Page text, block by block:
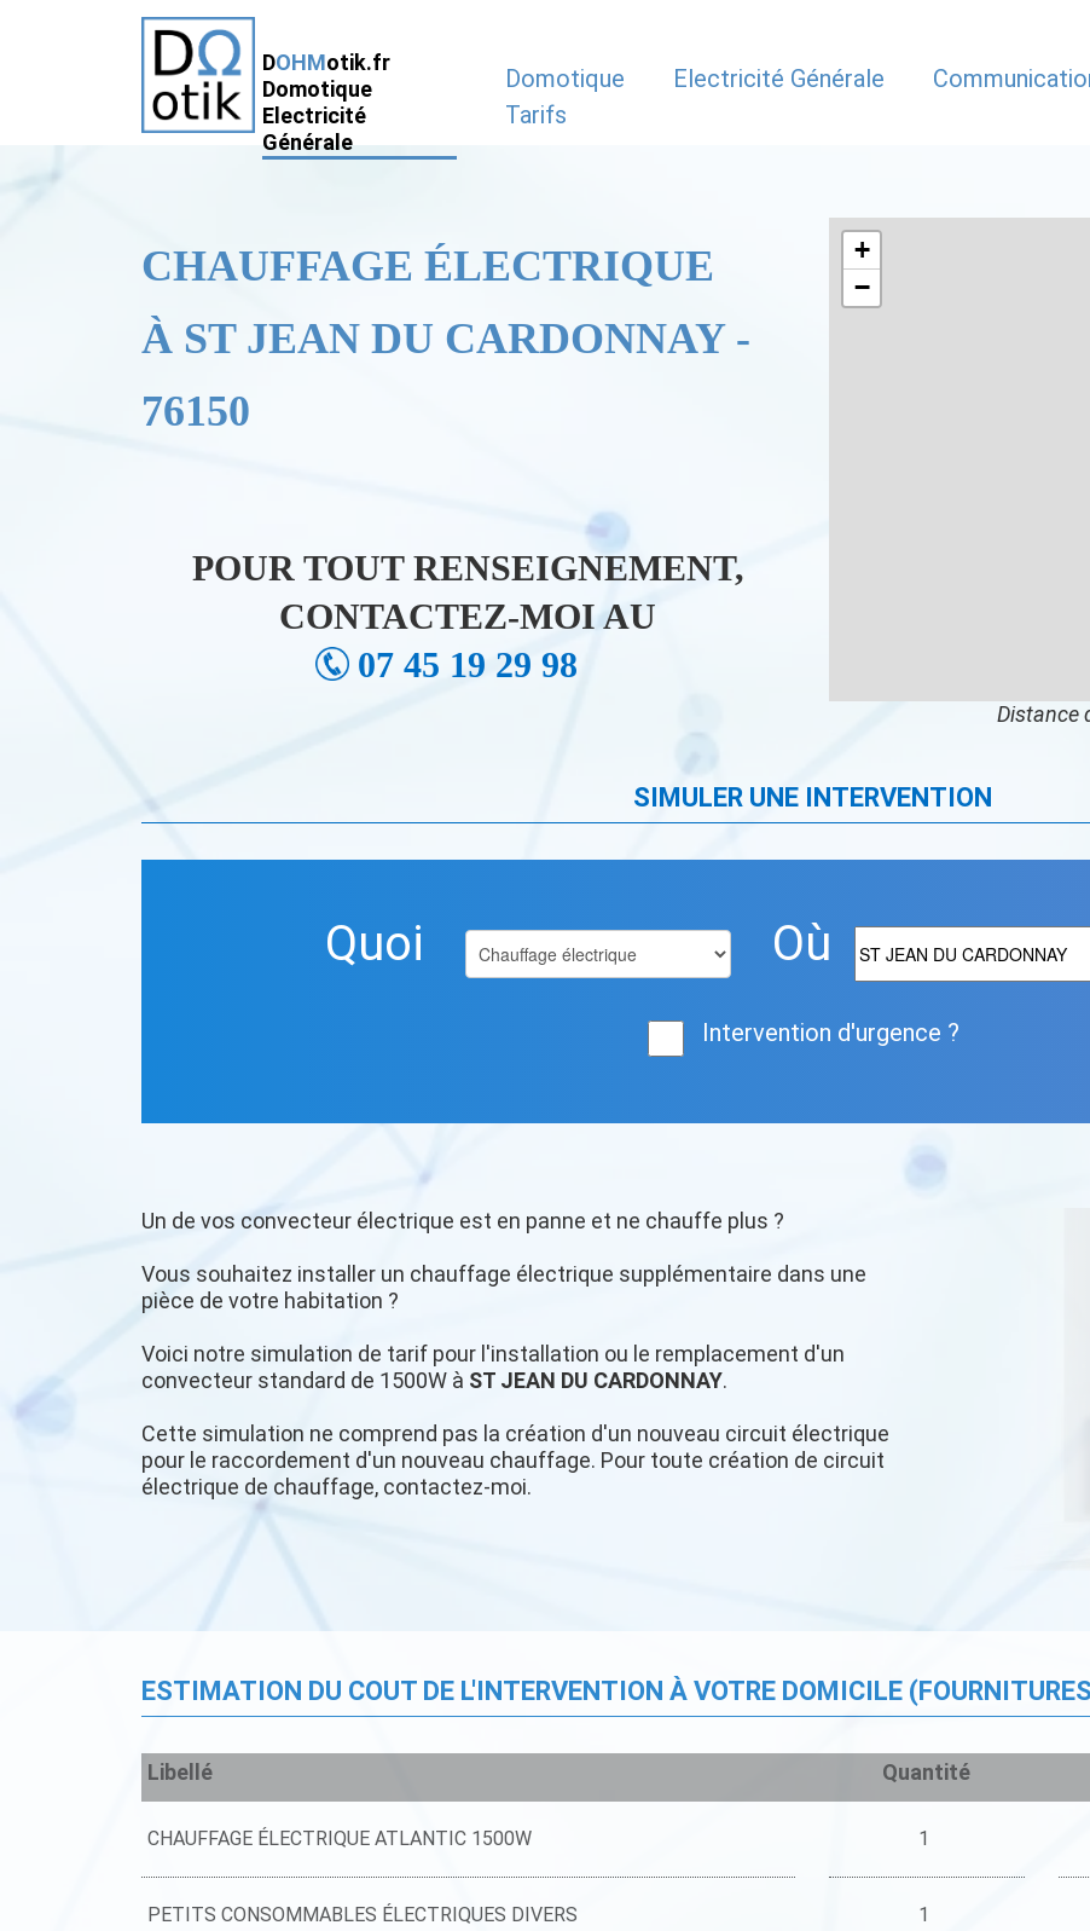
DOHMotik.fr
Domotique
Electricité
Générale
Domotique Electricité Générale
Tarifs
CHAUFFAGE ÉLECTRIQUE
À ST JEAN DU CARDONNAY -
76150
POUR TOUT RENSEIGNEMENT,
CONTACTEZ-MOI AU
07 45 19 29 98
+
−
Distance
SIMULER UNE INTERVENTION
Quoi Où
Intervention d'urgence ?
Un de vos convecteur électrique est en panne et ne chauffe plus ?
Vous souhaitez installer un chauffage électrique supplémentaire dans une
pièce de votre habitation ?
Voici notre simulation de tarif pour l'installation ou le remplacement d'un
convecteur standard de 1500W à ST JEAN DU CARDONNAY.
Cette simulation ne comprend pas la création d'un nouveau circuit électrique
pour le raccordement d'un nouveau chauffage. Pour toute création de circuit
électrique de chauffage, contactez-moi.
ESTIMATION DU COUT DE L'INTERVENTION À VOTRE DOMICILE
Libellé Quantité
CHAUFFAGE ÉLECTRIQUE ATLANTIC 1500W 1
PETITS CONSOMMABLES ÉLECTRIQUES DIVERS 1